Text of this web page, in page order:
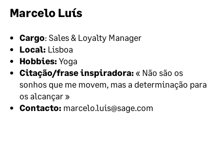
Marcelo Luís
Cargo: Sales & Loyalty Manager
Local: Lisboa
Hobbies:Yoga
Citação/frase inspiradora:« Não são os
sonhos que me movem, mas a determinação para
os alcançar »
Contacto: marcelo.luis@sage.com